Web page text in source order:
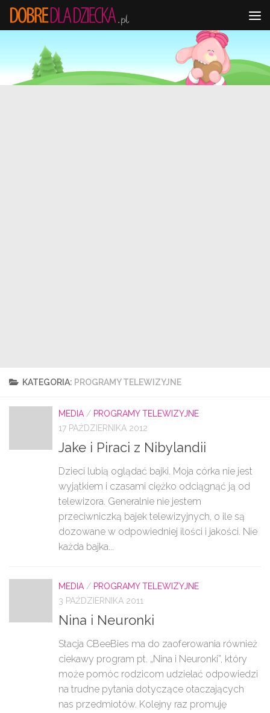
Przejdź do treści
KATEGORIA: PROGRAMY TELEWIZYJNE
MEDIA / PROGRAMY TELEWIZYJNE
17 PAŹDZIERNIKA 2012
Jake i Piraci z Nibylandii
Dzieci lubią oglądać bajki. Moja córka nie jest
wyjątkiem i czasami ciężko odciągnąć ją od
telewizora. Generalnie nie jestem
przeciwniczką bajek telewizyjnych, o ile są
dozowane w odpowiedniej ilości i jakości. Nie
każda bajka...
MEDIA / PROGRAMY TELEWIZYJNE
3 PAŹDZIERNIKA 2011
Nina i Neuronki
Stacja CBeeBies ma do zaoferowania również
ciekawy program pt. „Nina i Neuronki”, który
może pomóc rodzicom udzielać odpowiedzi
na trudne pytania dotyczące otaczających
nas przedmiotów. Kolejny raz promuję